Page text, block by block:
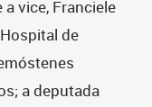
a vice, Franciele
de
a deputada